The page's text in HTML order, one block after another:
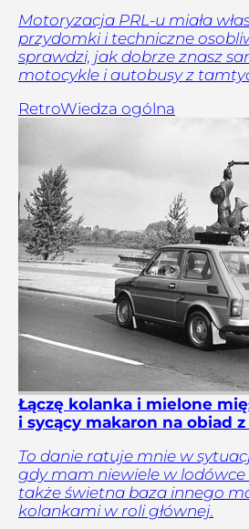
Motoryzacja PRL-u miała
przydomki i techniczne
sprawdzi, jak dobrze znasz
motocykle i autobusy z
RetroWiedza ogólna
Łączę kolanka i mielone
i sycący makaron na obiad
To danie ratuje mnie w
gdy mam niewiele w lodówce
także świetna baza innego
kolankami w roli głównej.